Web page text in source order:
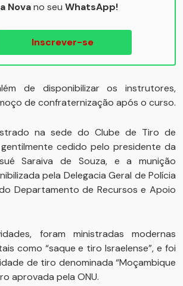
Novano seu WhatsApp!
Inscrever-se
de disponibilizar os instrutores,
de confraternização após o curso.
na sede do Clube de Tiro de
cedido pelo presidente da
Saraiva de Souza, e a munição
pela Delegacia Geral de Polícia
Departamento de Recursos e Apoio
foram ministradas modernas
como “saque e tiro Israelense”, e foi
de tiro denominada “Moçambique
aprovada pela ONU.